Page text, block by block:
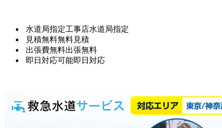
水道局指定工事店水道局指定
見積無料無料見積
出張費無料出張無料
即日対応可能即日対応